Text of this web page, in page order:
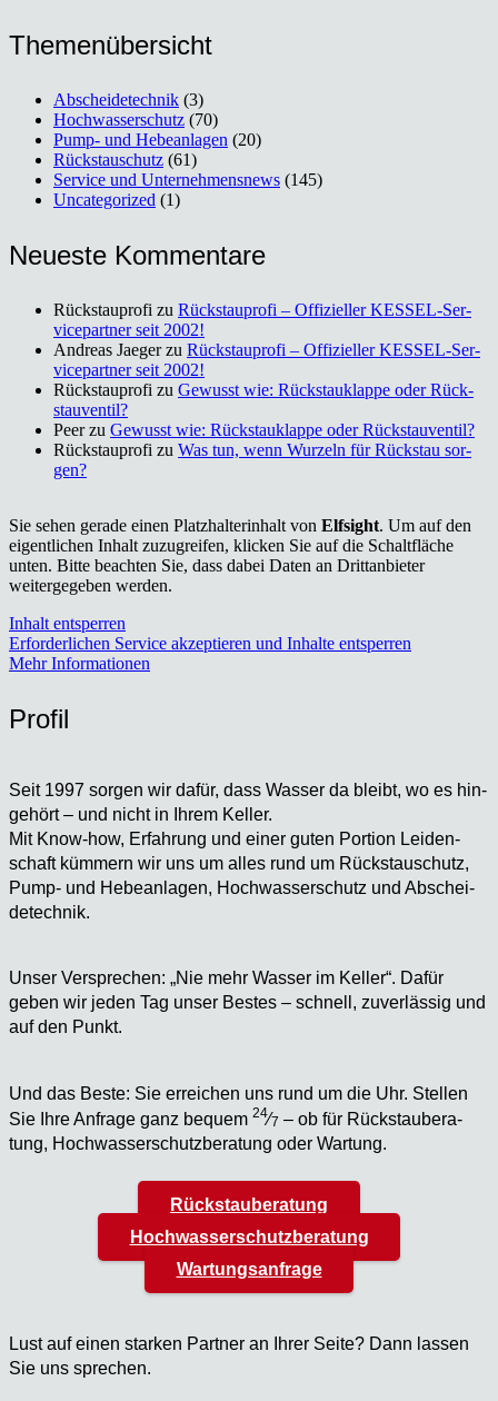
The­men­über­sicht
Abscheidetechnik (3)
Hochwasserschutz (70)
Pump- und Hebeanlagen (20)
Rückstauschutz (61)
Service und Unternehmensnews (145)
Uncategorized (1)
Neu­es­te Kom­men­ta­re
Rückstauprofi zu Rück­stau­pro­fi – Offi­zi­el­ler KES­SEL-Ser­
vice­part­ner seit 2002!
Andreas Jaegerzu Rück­stau­pro­fi – Offi­zi­el­ler KES­SEL-Ser­
vice­part­ner seit 2002!
Rückstauprofi zu Gewusst wie: Rück­stau­klap­pe oder Rück­
stau­ven­til?
Peerzu Gewusst wie: Rück­stau­klap­pe oder Rück­stau­ven­til?
Rückstauprofi zu Was tun, wenn Wur­zeln für Rück­stau sor­
gen?
Sie sehen gerade einen Platzhalterinhalt von Elfsight. Um auf den
eigentlichen Inhalt zuzugreifen, klicken Sie auf die Schaltfläche
unten. Bitte beachten Sie, dass dabei Daten an Drittanbieter
weitergegeben werden.
Inhalt entsperren
Erforderlichen Service akzeptieren und Inhalte entsperren
Mehr Informationen
Pro­fil
Seit 1997 sor­gen wir dafür, dass Was­ser da bleibt, wo es hin­
ge­hört – und nicht in Ihrem Kel­ler.
Mit Know-how, Erfah­rung und einer guten Por­ti­on Lei­den­
schaft küm­mern wir uns um alles rund um Rückstau­schutz,
Pump- und Hebe­an­la­gen, Hoch­was­ser­schutz und Abschei­
de­tech­nik.
Unser Ver­spre­chen: „Nie mehr Was­ser im Kel­ler“. Dafür
geben wir jeden Tag unser Bes­tes – schnell, zuver­läs­sig und
auf den Punkt.
Und das Bes­te: Sie errei­chen uns rund um die Uhr. Stel­len
Sie Ihre Anfra­ge ganz bequem 24⁄7 – ob für Rück­stau­be­ra­
tung, Hoch­was­ser­schutz­be­ra­tung oder War­tung.
Rückstauberatung
Hochwasserschutzberatung
Wartungsanfrage
Lust auf einen star­ken Part­ner an Ihrer Sei­te? Dann las­sen
Sie uns spre­chen.